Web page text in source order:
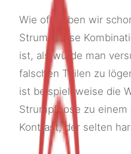
Wie oft haben wir
Strumpfhose
ist, als würde man
falschen Teilen zu
ist beispielsweise die
Strumpfhose zu einem
Kontrast, der selten